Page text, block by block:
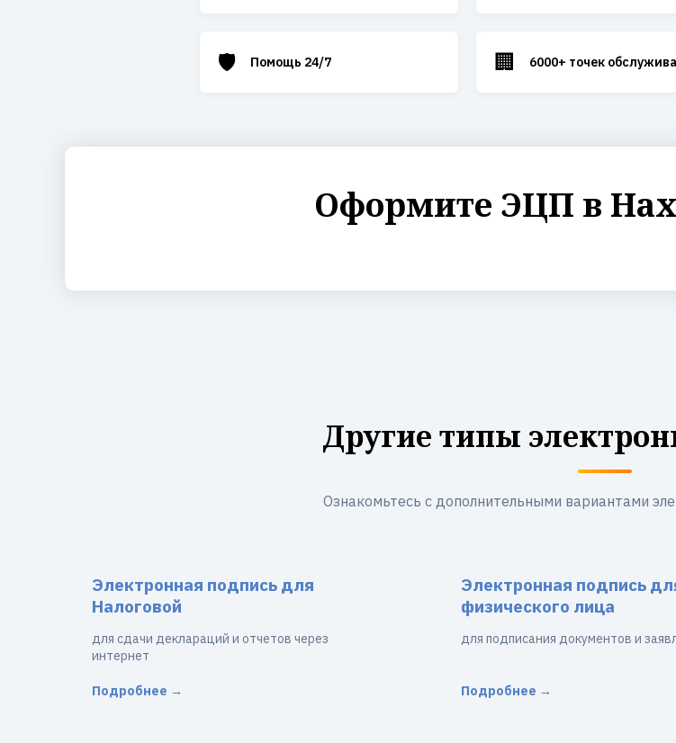
🛡️ Помощь 24/7 🏢 6000+ точек
Оформите ЭЦП в
Другие типы
Ознакомьтесь с дополнительными вариантами
Электронная подпись для
Налоговой
для сдачи деклараций и отчетов через
интернет
Подробнее →
Электронная подпись
физического лица
для подписания документов и
Подробнее →